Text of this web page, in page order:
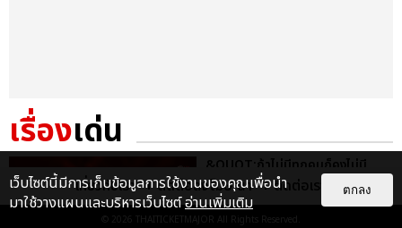
เรื่องเด่น
&QUOT;ถ้าไม่มีทุกคนก็คงไม่มี
เพิร์ธ-แซนต้า&QUOT; ประมวล
ภาพ เพิร์ธ-แซนต้า เปลี่ยน
ฮอลล์ให...
เกี่ยวกับเรา ติดต่อลงโฆษณา ติดต่อเรา
© 2026 THAITICKETMAJOR All Rights Reserved.
เว็บไซต์นี้มีการเก็บข้อมูลการใช้งานของคุณเพื่อนำ
มาใช้วางแผนและบริหารเว็บไซต์อ่านเพิ่มเติม
ตกลง